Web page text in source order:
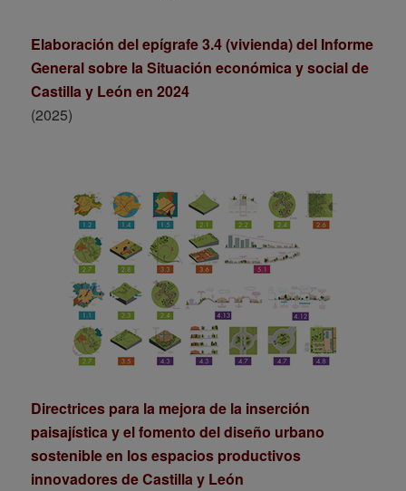
Elaboración del epígrafe 3.4 (vivienda) del Informe
General sobre la Situación económica y social de
Castilla y León en 2024
(2025)
Directrices para la mejora de la inserción
paisajística y el fomento del diseño urbano
sostenible en los espacios productivos
innovadores de Castilla y León